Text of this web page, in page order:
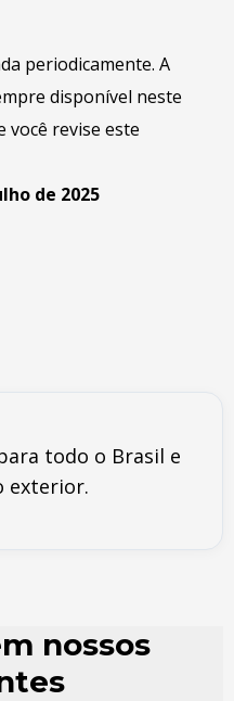
periodicamente. A
disponível neste
você revise este
de 2025
todo o Brasil e
exterior.
nossos